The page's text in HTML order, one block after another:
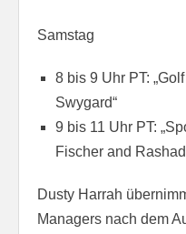
Samstag
8 bis 9 Uhr PT:
Swygard“
9 bis 11 Uhr PT:
Fischer and
Dusty Harrah
Managers nach dem